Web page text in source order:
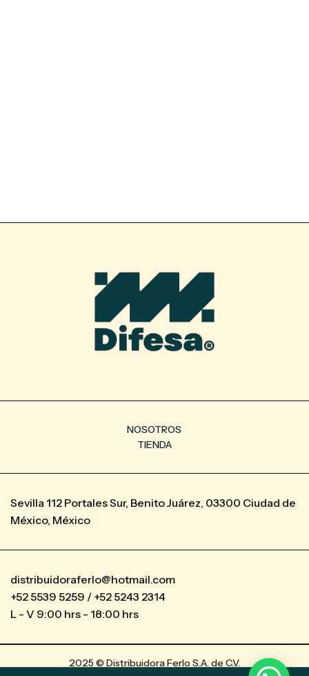
NOSOTROS
TIENDA
Sevilla 112 Portales Sur, Benito Juárez, 03300 Ciudad de
México, México
distribuidoraferlo@hotmail.com
+52 5539 5259 / +52 5243 2314
L - V 9:00 hrs - 18:00 hrs
2025 © Distribuidora Ferlo S.A. de C.V.